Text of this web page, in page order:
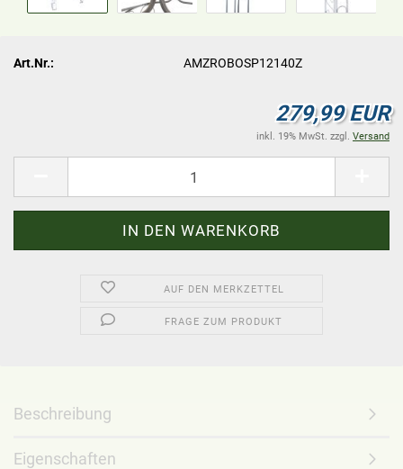
Art.Nr.: AMZROBOSP12140Z
279,99 EUR
inkl. 19% MwSt. zzgl. Versand
AUF DEN MERKZETTEL
FRAGE ZUM PRODUKT
Beschreibung
Eigenschaften